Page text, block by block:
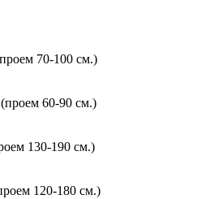
70-100 см.)
60-90 см.)
130-190 см.)
120-180 см.)